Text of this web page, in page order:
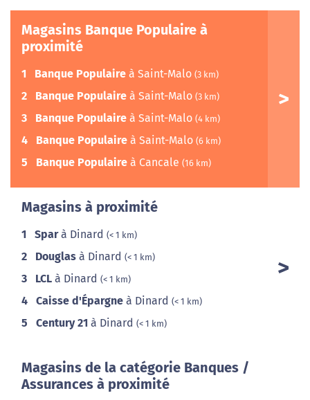
Magasins Banque Populaire à
proximité
1 Banque Populaire à Saint-Malo (3 km)
2 Banque Populaire à Saint-Malo (3 km)
3 Banque Populaire à Saint-Malo (4 km)
4 Banque Populaire à Saint-Malo (6 km)
5 Banque Populaire à Cancale (16 km)
Magasins à proximité
1 Sparà Dinard (< 1 km)
2 Douglas à Dinard (< 1 km)
3 LCL à Dinard (< 1 km)
4 Caisse d'Épargne à Dinard (< 1 km)
5 Century 21 à Dinard (< 1 km)
Magasins de la catégorie Banques /
Assurances à proximité